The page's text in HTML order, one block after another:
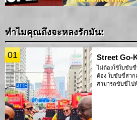
ทำไมคุณถึงจะหลงรักมัน:
01 Street Go-
ไม่ต้องใช้ใบขับ
ต้อง ใบขับขี่สา
สามารถขับขี่ไป